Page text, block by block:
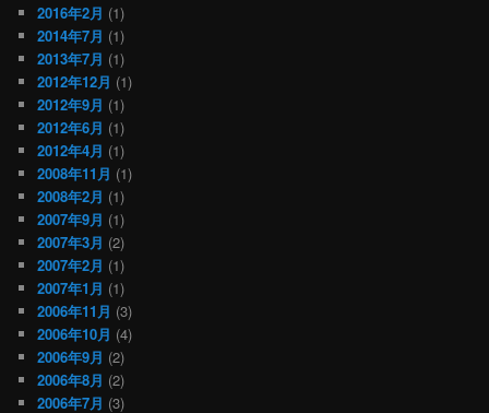
2016年2月 (1)
2014年7月 (1)
2013年7月 (1)
2012年12月 (1)
2012年9月 (1)
2012年6月 (1)
2012年4月 (1)
2008年11月 (1)
2008年2月 (1)
2007年9月 (1)
2007年3月 (2)
2007年2月 (1)
2007年1月 (1)
2006年11月 (3)
2006年10月 (4)
2006年9月 (2)
2006年8月 (2)
2006年7月 (3)